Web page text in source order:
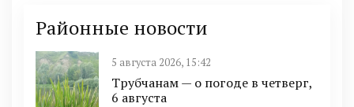
Районные новости
5 августа 2026, 15:42
Трубчанам — о погоде в четверг,
6 августа